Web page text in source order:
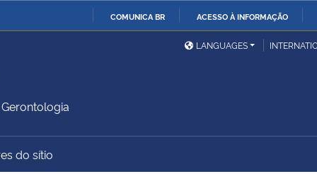
COMUNICA BR ACESSO À INFORMAÇÃO
Ministério da Defesa
Ministério das Relações
Exteriores
Ministério do
LANGUAGES
do sítio